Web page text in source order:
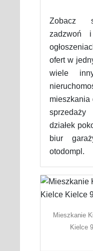
Zobacz
zadzwoń
ofert w
wiele
mieszkania
działek
biur
otodompl.
Mieszkanie
Kielce